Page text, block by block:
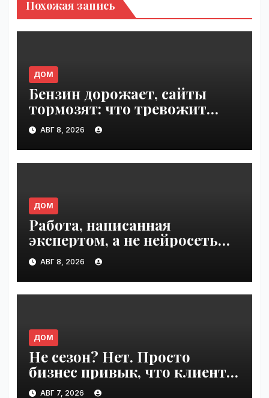
Похожая запись
ДОМ
Бензин дорожает, сайты
тормозят: что тревожит
россиян больше? |
VseTime.ru
АВГ 8, 2026
ДОМ
Работа, написанная
экспертом, а не нейросетью |
VseTime.ru
АВГ 8, 2026
ДОМ
Не сезон? Нет. Просто
бизнес привык, что клиенты
сами приходят | VseTime.ru
АВГ 7, 2026